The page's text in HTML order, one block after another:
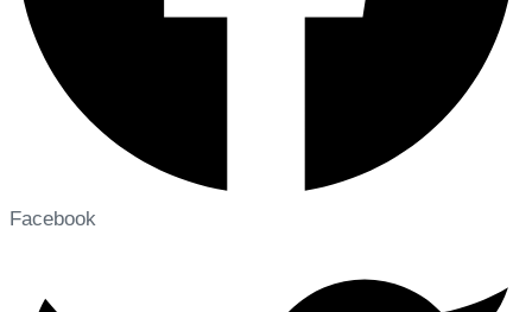
Facebook